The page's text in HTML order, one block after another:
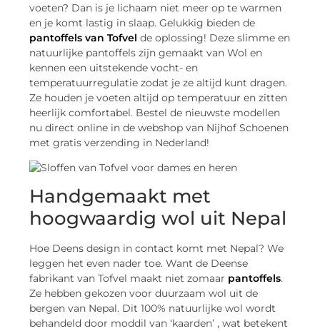
voeten? Dan is je lichaam niet meer op te warmen
en je komt lastig in slaap. Gelukkig bieden de
pantoffels van Tofvel de oplossing! Deze slimme en
natuurlijke pantoffels zijn gemaakt van Wol en
kennen een uitstekende vocht- en
temperatuurregulatie zodat je ze altijd kunt dragen.
Ze houden je voeten altijd op temperatuur en zitten
heerlijk comfortabel. Bestel de nieuwste modellen
nu direct online in de webshop van Nijhof Schoenen
met gratis verzending in Nederland!
Handgemaakt met
hoogwaardig wol uit Nepal
Hoe Deens design in contact komt met Nepal? We
leggen het even nader toe. Want de Deense
fabrikant van Tofvel maakt niet zomaar pantoffels.
Ze hebben gekozen voor duurzaam wol uit de
bergen van Nepal. Dit 100% natuurlijke wol wordt
behandeld door moddil van ‘kaarden’ , wat betekent